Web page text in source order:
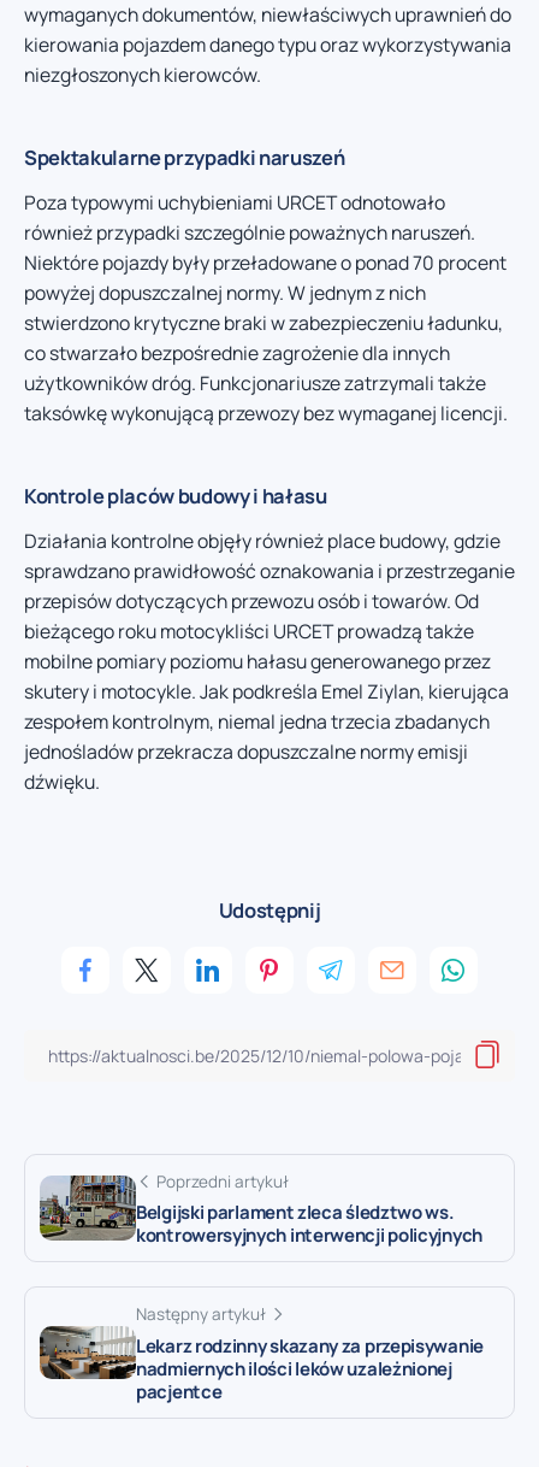
wymaganych dokumentów, niewłaściwych uprawnień do
kierowania pojazdem danego typu oraz wykorzystywania
niezgłoszonych kierowców.
Spektakularne przypadki naruszeń
Poza typowymi uchybieniami URCET odnotowało
również przypadki szczególnie poważnych naruszeń.
Niektóre pojazdy były przeładowane o ponad 70 procent
powyżej dopuszczalnej normy. W jednym z nich
stwierdzono krytyczne braki w zabezpieczeniu ładunku,
co stwarzało bezpośrednie zagrożenie dla innych
użytkowników dróg. Funkcjonariusze zatrzymali także
taksówkę wykonującą przewozy bez wymaganej licencji.
Kontrole placów budowy i hałasu
Działania kontrolne objęły również place budowy, gdzie
sprawdzano prawidłowość oznakowania i przestrzeganie
przepisów dotyczących przewozu osób i towarów. Od
bieżącego roku motocykliści URCET prowadzą także
mobilne pomiary poziomu hałasu generowanego przez
skutery i motocykle. Jak podkreśla Emel Ziylan, kierująca
zespołem kontrolnym, niemal jedna trzecia zbadanych
jednośladów przekracza dopuszczalne normy emisji
dźwięku.
Udostępnij
Poprzedni artykuł
Belgijski parlament zleca śledztwo ws.
kontrowersyjnych interwencji policyjnych
Następny artykuł
Lekarz rodzinny skazany za przepisywanie
nadmiernych ilości leków uzależnionej
pacjentce